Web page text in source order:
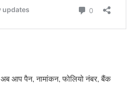
अब आप पैन, नामांकन, फोलियो नंबर, बैंक